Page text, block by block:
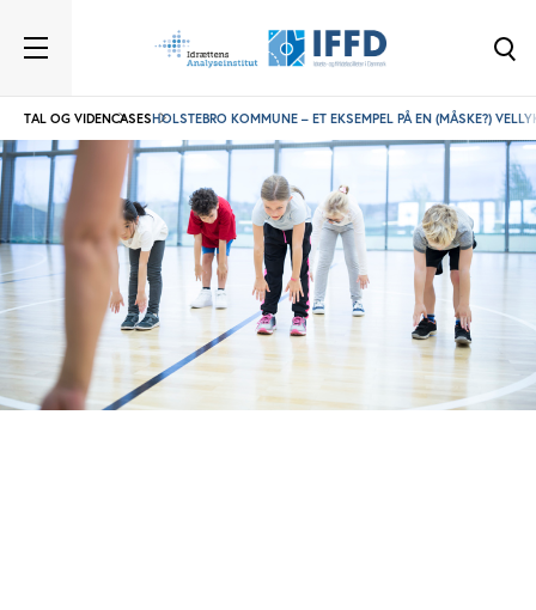
TAL OG VIDENCASESHOLSTEBRO KOMMUNE – ET EKSEMPEL PÅ EN (MÅSKE?)